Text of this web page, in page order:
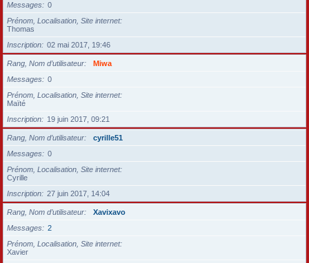
Messages
0
Prénom, Localisation, Site internet
Thomas
Inscription
02 mai 2017, 19:46
Rang, Nom d’utilisateur
Miwa
Messages
0
Prénom, Localisation, Site internet
Maïté
Inscription
19 juin 2017, 09:21
Rang, Nom d’utilisateur
cyrille51
Messages
0
Prénom, Localisation, Site internet
Cyrille
Inscription
27 juin 2017, 14:04
Rang, Nom d’utilisateur
Xavixavo
Messages
2
Prénom, Localisation, Site internet
Xavier